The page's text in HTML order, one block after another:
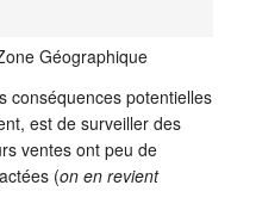
Géographique
conséquences potentielles
est de surveiller des
ventes ont peu de
(on en revient